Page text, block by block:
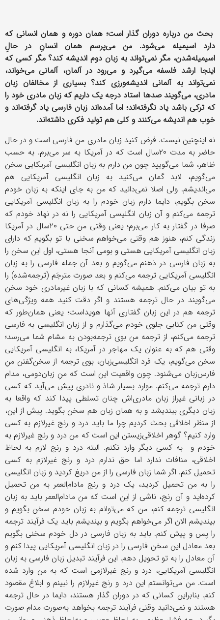
بحث من درباره دوران‌ گذار است؛ همان دوره‌ و همان انسانی که
دارد اسیمیله می‌شود. من می‌پرسم همان انسانِ در حالِ
اسیمیله‌شدن، مگر نمی‌تواند به زبان دوم اندیشه کند؟ مگر کسی که
اینجا ارشد فلسفه می‌گیرد و می‌رود در آلمان، آلمانی می‌خواند،
نمی‌تواند به آلمانی اندیشه‌ورزی کند؟ بسیاری از مخالفان زبان
مادری، می‌گویند صدها استاد درجه یک داریم که زبان مادری خود را
که ترکی باشد یاد نگرفته‌اند؛ اما آمده‌اند زبان فارسی یاد گرفته‌اند و
خوب هم اندیشه می‌کنند و کلی هم تولید فکری داشته‌اند.
نه اینچنین نیست. فرض کنید زبان مادری من فارسی است و در حال
حاضر به مدت ٢٠سال است که در آمریکا به سر می‌برم. به حسب
ظاهر، شما می‌گویید چون من دارم به زبان انگلیسی آمریکایی سخن
می‌گویم، لابد گمان می‌کنید به زبان انگلیسی آمریکایی هم
می‌اندیشم. ولی اصلا نمی‌دانید که من به جای اینکه به زبان خودم
سخن بگویم، دایما دارم زبان خودم را به زبان انگلیسی آمریکایی
ترجمه می‌کنم و آن زبان انگلیسی آمریکایی را نه در نهاد خودم که
صرفا در گفتار به کار می‌برم؛ یعنی وقتی من حتی ٢٠سال در آمریکا
زندگی کنم، هنوز هم وقتی می‌خواهم سخنی با تو بگویم که دارای
زبان انگلیسی آمریکایی هستی و بومی آنجا هستی، اول این سخن را
به زبان فارسی در ذهنم می‌گویم و بعد آن جمله فارسی را به زبان
انگلیسی آمریکایی ترجمه می‌کنم و بعد صورت مترجَم (ترجمه‌شده) را
به تو بیان می‌کنم. همیشه کسانی که با زبان غیرمادری خود سخن
می‌گویند در حال ترجمه هستند و اگر دقت کنید همه ویژگی‌های
ترجمه هم در این زبان گفتاری آنها هویداست؛ یعنی همان‌طور که
وقتی من کتابی جلوی خودم می‌گذارم و از زبان انگلیسی به فارسی
ترجمه می‌کنم، از ترجمه من بوی ترجمه‌بودن به مشام شما می‌رسد؛
وقتی هم که به عنوان یک مهاجر در آمریکا، به انگلیسی آمریکایی
سخن می‌گویم، یک فرد انگلیسی‌زبان، بوی ترجمه از سخن‌گفتن منِ
فارس‌زبان می‌شنود. چون واقعیت این است که منِ زبان‌دومی، مدام
دارم ترجمه می‌کنم. موارد بسیار شاذ و نادری پیش می‌آید که کسی
در زبانی غیراز زبان مادری‌اش چنان تسلطی پیدا کند که واقعا به
زبان دیگری بیندیشد و به همان زبان هم سخن بگوید. پیش از این،
از منظر اخلاقی بحث کردیم چرا ما باید درد و رنج غیرلازم به کسی
وارد کنیم؟ گوهر اخلاقی‌زیستن این است که من درد و رنج غیرلازم به
خودم و به کسی دیگر وارد نکنم. البته درد و رنج لازم به لحاظ
اخلاقی، منافات ندارد اما حق ندارم درد و رنج غیرلازم به کسی
تحمیل کنم. اگر شما زبان فارسی را از من دریغ کردید و زبان انگلیسی
را به من تحمیل کردید، یک درد و رنج مادام‌العمر به من تحمیل
کرده‌اید و آن رنج، ناشی از این است که من مادام‌العمر باید به زبان
انگلیسی ترجمه کنم، من که می‌توانم به زبان خودم سخن بگویم و
بیندیشم الان اگر می‌خواهم بگویم و بیندیشم باید یک فرآیند ترجمه
را پس و پیش کنم. باید به زبان فارسی در دل خودم سخنی بگویم
بعد معادل این سخن فارسی را در زبان انگلیسی آمریکایی پیدا کنم و
آن معادل را به تو تحویل دهم. این فرآیند تبدیل زبان فارسی به زبان
انگلیسی آمریکایی، درد و رنج غیرلازمی است که به من وارد شده
است. من می‌توانستم این درد و رنج غیرلازم را نبینم و ابلاغ مقصود
کنم. بنابراین کسانی که در دوران‌ گذار هستند، دایما در حال ترجمه
هستند و نمی‌دانید وقتی فرآیند ترجمه بخواهد به‌صورت مدام صورت